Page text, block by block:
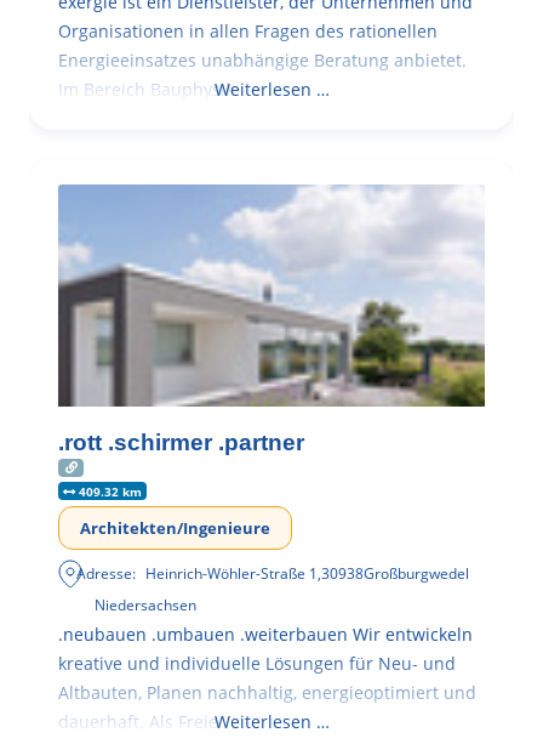
Organisationen in allen Fragen des rationellen
Energieeinsatzes unabhängige Beratung anbietet.
Im Bereich BauphysikWeiterlesen …
.rott .schirmer .partner
409.32 km
Architekten/Ingenieure
Adresse: Heinrich-Wöhler-Straße 1,30938Großburgwedel
Niedersachsen
.neubauen .umbauen .weiterbauen Wir entwickeln
kreative und individuelle Lösungen für Neu- und
Altbauten, Planen nachhaltig, energieoptimiert und
dauerhaft. Als FreieWeiterlesen …